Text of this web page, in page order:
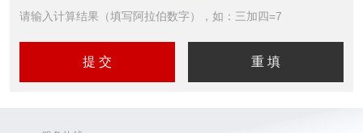
请输入计算结果（填写阿拉伯数字），如：三加四=7